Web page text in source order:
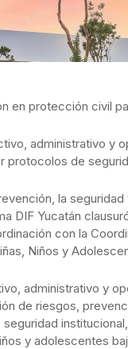
en protección civil
administrativo
de
la
DIF Yucatán
con la
Niños y
administrativo y
de riesgos,
y adolescentes